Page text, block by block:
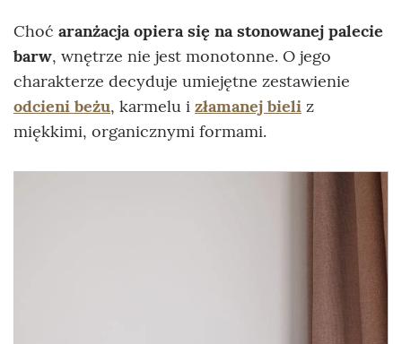
Choć aranżacja opiera się na stonowanej palecie
barw, wnętrze nie jest monotonne. O jego
charakterze decyduje umiejętne zestawienie
odcieni beżu, karmelu i złamanej bieli z
miękkimi, organicznymi formami.